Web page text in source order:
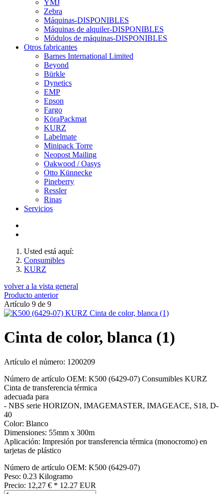
YMJ
Zebra
Máquinas-DISPONIBLES
Máquinas de alquiler-DISPONIBLES
Módulos de máquinas-DISPONIBLES
Otros fabricantes
Barnes International Limited
Beyond
Bürkle
Dynetics
EMP
Epson
Fargo
KöraPackmat
KURZ
Labelmate
Minipack Torre
Neopost Mailing
Oakwood / Oasys
Otto Künnecke
Pineberry
Ressler
Rinas
Servicios
Usted está aquí:
Consumibles
KURZ
volver a la vista general
Producto anterior
Artículo 9 de 9
Cinta de color, blanca (1)
Artículo el número: 1200209
Número de artículo OEM: K500 (6429-07) Consumibles KURZ
Cinta de transferencia térmica
adecuada para
- NBS serie HORIZON, IMAGEMASTER, IMAGEACE, S18, D-
40
Color: Blanco
Dimensiones: 55mm x 300m
Aplicación: Impresión por transferencia térmica (monocromo) en
tarjetas de plástico
Número de artículo OEM: K500 (6429-07)
Peso: 0.23 Kilogramo
Precio: 12,27 € * 12.27 EUR